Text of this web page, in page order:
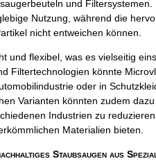
und
Nutzung, während die
nicht entweichen können.
und flexibel, was es vielseitig
Filtertechnologien könnte
oder in
Varianten könnten zudem
Industrien zu
Materialien bieten.
Staubsaugen aus